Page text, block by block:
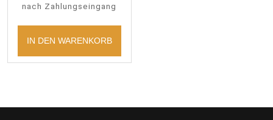
nach Zahlungseingang
IN DEN WARENKORB